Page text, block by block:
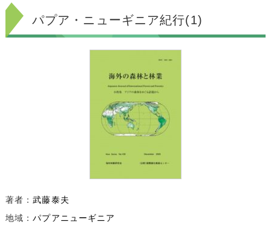
パプア・ニューギニア紀行(1)
著者：武藤泰夫
地域：パプアニューギニア